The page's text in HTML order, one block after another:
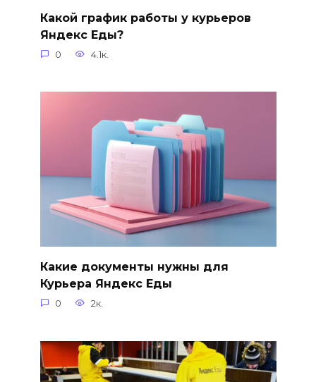
Какой график работы у курьеров
Яндекс Еды?
0 4.1к.
Какие документы нужны для
Курьера Яндекс Еды
0 2к.